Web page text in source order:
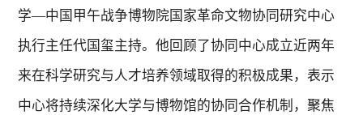
学—中国甲午战争博物院国家革命文物协同研究中心
执行主任代国玺主持。他回顾了协同中心成立近两年
来在科学研究与人才培养领域取得的积极成果，表示
中心将持续深化大学与博物馆的协同合作机制，聚焦